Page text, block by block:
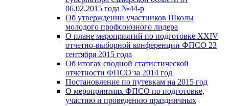
06.02.2015 года №44-р
Об утверждении участников Школы
молодого профсоюзного лидера
О плане мероприятий по подготовке XXIV
отчетно-выборной конференции ФПСО 23
сентября 2015 года
Об итогах сводной статистической
отчетности ФПСО за 2014 год
Постановление по путевкам на 2015 год
О мероприятиях ФПСО по подготовке,
участию и проведению праздничных